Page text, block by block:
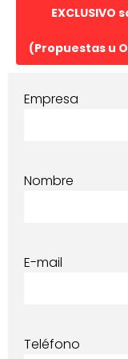
(Propuestas u
Empresa
Nombre
E-mail
Teléfono